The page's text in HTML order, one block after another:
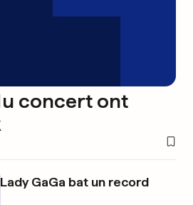
concert ont
Lady GaGa bat un record